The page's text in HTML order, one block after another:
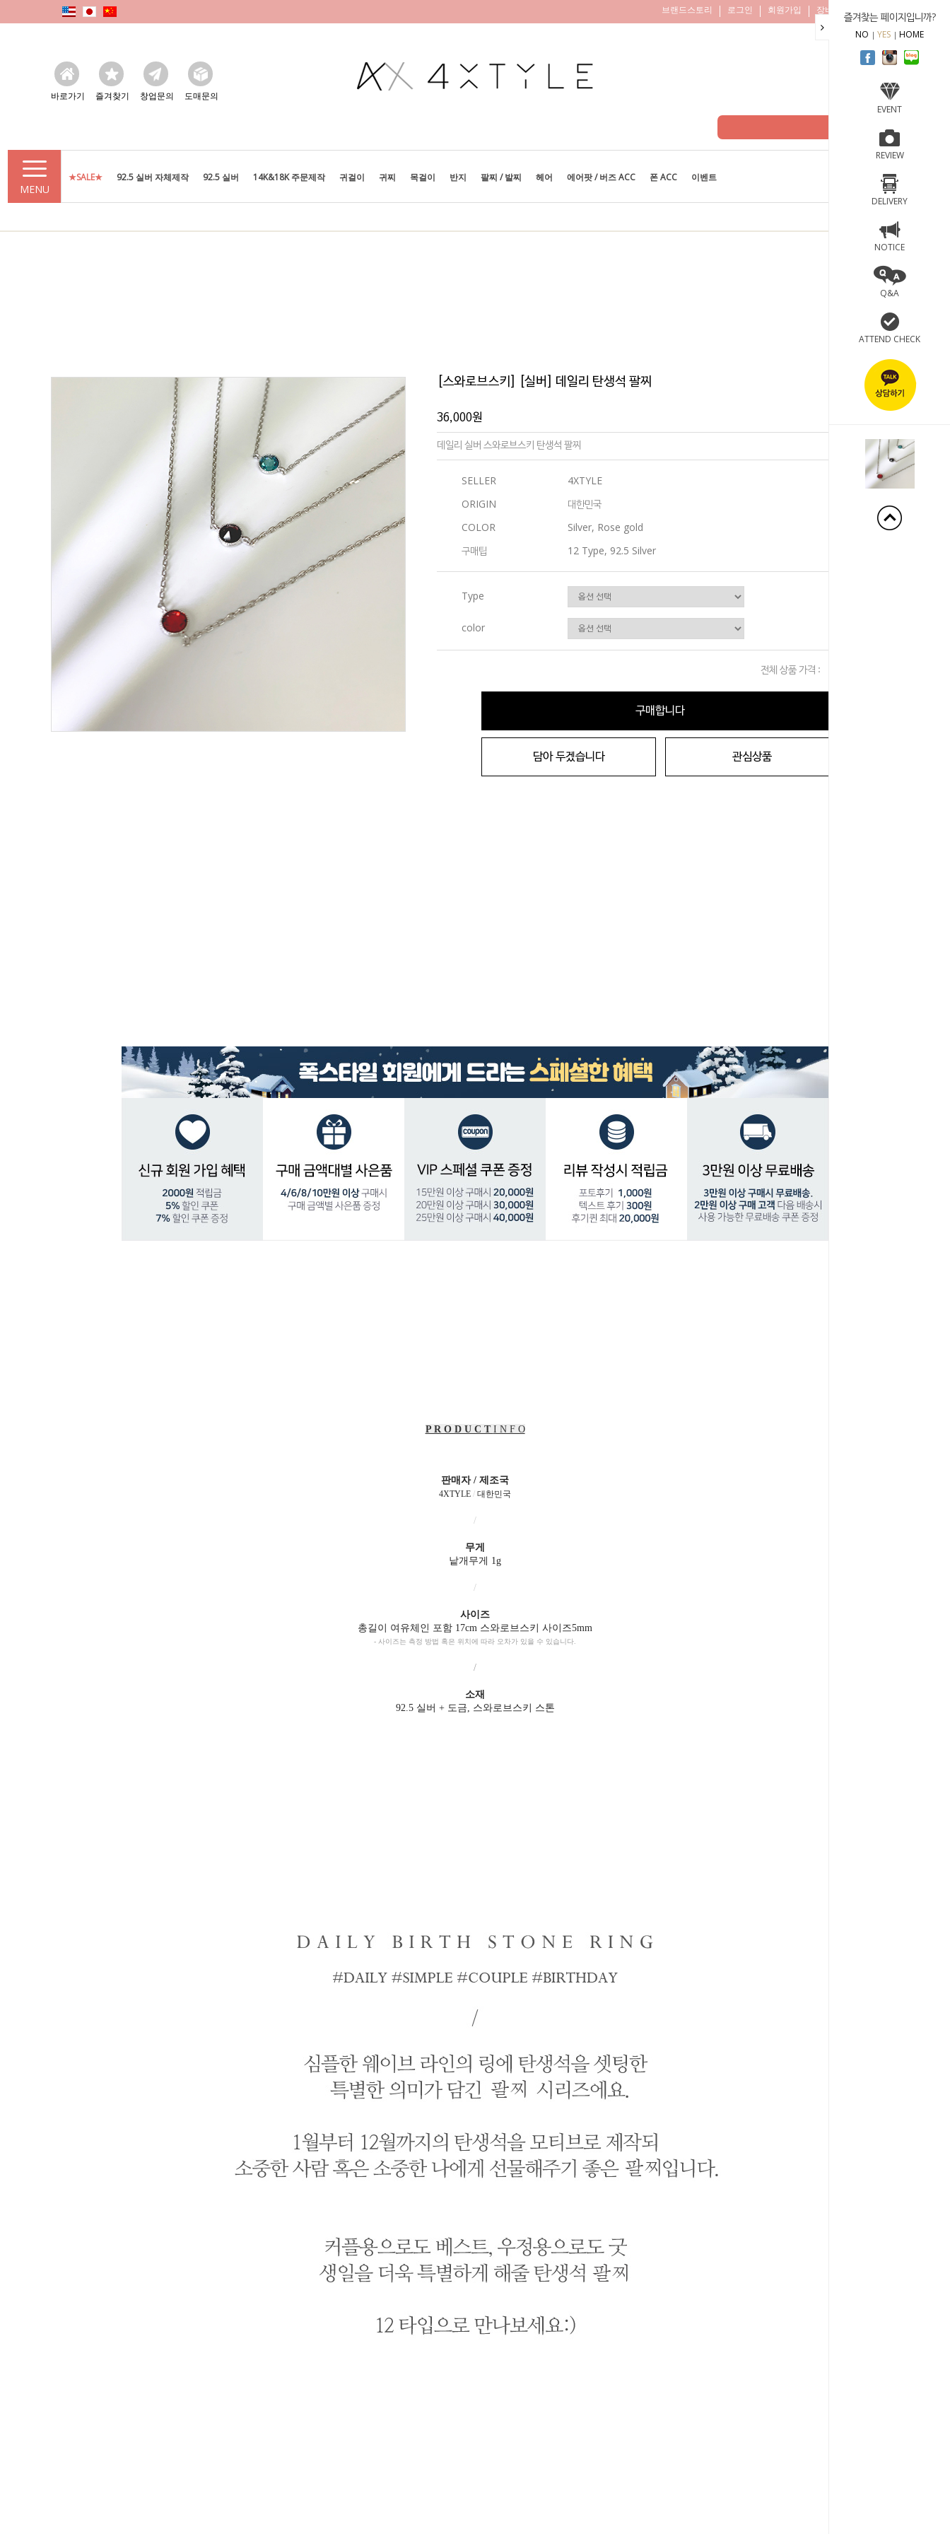
즐겨찾는 페이지입니까?
NO YES HOME
EVENT
REVIEW
DELIVERY
NOTICE
Q&A
ATTEND CHECK
브랜드스토리 로그인 회원가입 장바구니
바로가기 즐겨찾기 창업문의 도매문의
MENU
★SALE★ 92.5 실버 자체제작 92.5 실버 14K&18K 주문제작 귀걸이 귀찌 목걸이 반지 팔찌 / 발찌 헤어 에어팟 / 버즈 ACC 폰 ACC 이벤트
[스와로브스키] [실버] 데일리 탄생석 팔찌
36,000원
데일리 실버 스와로브스키 탄생석 팔찌
SELLER
4XTYLE
ORIGIN
대한민국
COLOR
Silver, Rose gold
구매팁
12 Type, 92.5 Silver
Type
color
전체 상품 가격 :
구매합니다
담아 두겠습니다 관심상품
P R O D U C T I N F O
판매자 / 제조국
4XTYLE / 대한민국
/
무게
낱개무게 1g
/
사이즈
총길이 여유체인 포함 17cm 스와로브스키 사이즈5mm
- 사이즈는 측정 방법 혹은 위치에 따라 오차가 있을 수 있습니다.
/
소재
92.5 실버 + 도금, 스와로브스키 스톤